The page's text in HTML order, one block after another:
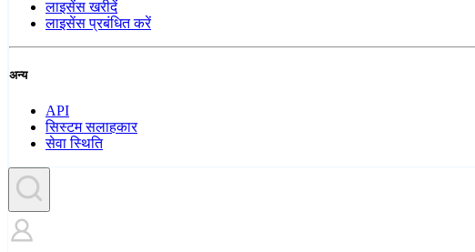
लाइसेंस खरीदें
लाइसेंस प्रबंधित करें
अन्य
API
सिस्टम सलाहकार
सेवा स्थिति